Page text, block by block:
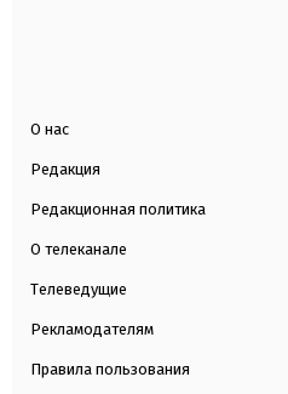
О нас
Редакция
Редакционная политика
О телеканале
Телеведущие
Рекламодателям
Правила пользования